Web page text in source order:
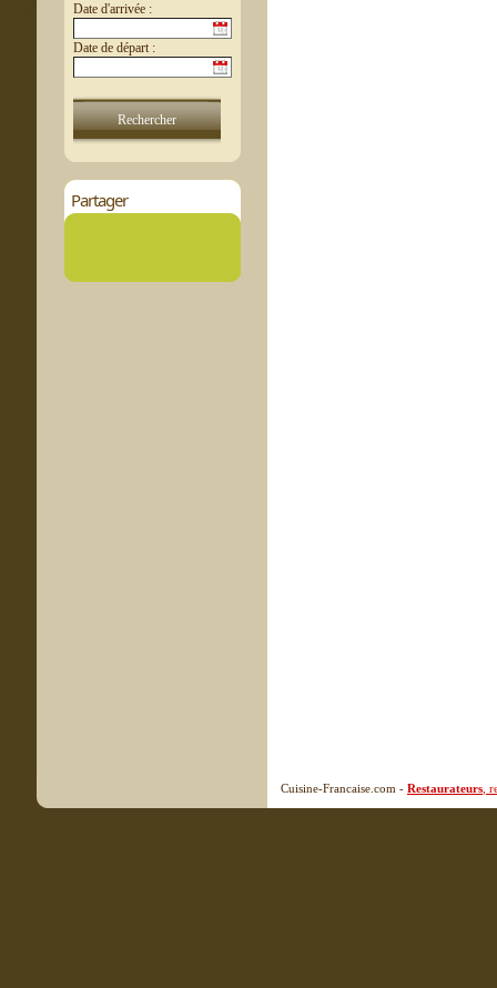
Date d'arrivée :
Date de départ :
Partager
Cuisine-Francaise.com - Restaurateurs ,